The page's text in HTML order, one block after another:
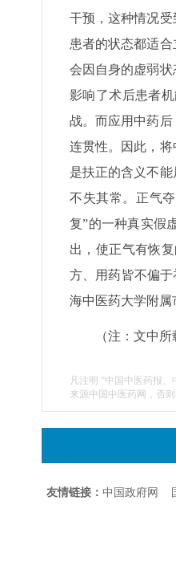
干预，这种情况
患者的状态都适
会因自身的虚弱
影响了术后患者
战。而应用中药
连贯性。因此，
是扶正的含义不
不失其常。正气
复”的一种真实假
出，使正气有恢
方、用药皆不偏
海中医药大学附属
（注：文中
凡注明 “中国中医药报
来源中国中医药网，否
友情链接： 中国政府网